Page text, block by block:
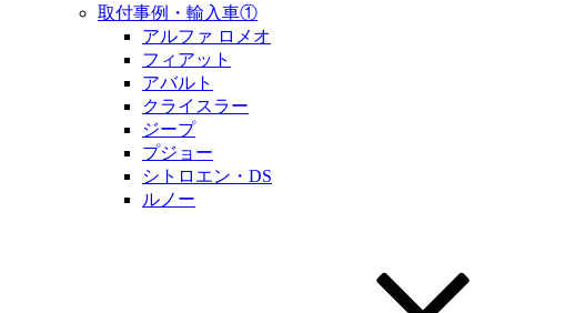
取付事例・輸入車①
アルファ ロメオ
フィアット
アバルト
クライスラー
ジープ
プジョー
シトロエン・DS
ルノー